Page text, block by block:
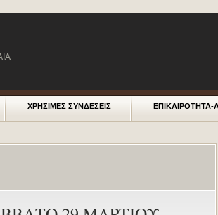
ΧΡΗΣΙΜΕΣ ΣΥΝΔΕΣΕΙΣ ΕΠΙΚΑΙΡΟΤΗΤΑ-